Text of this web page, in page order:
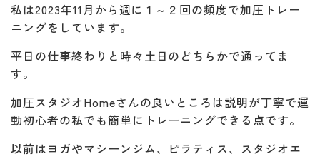
私は2023年11月から週に１～２回の頻度で加圧トレー
ニングをしています。
平日の仕事終わりと時々土日のどちらかで通ってま
す。
加圧スタジオHomeさんの良いところは説明が丁寧で運
動初心者の私でも簡単にトレーニングできる点です。
以前はヨガやマシーンジム、ピラティス、スタジオエ